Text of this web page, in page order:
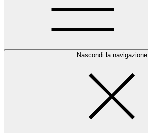
Nascondi la navigazione